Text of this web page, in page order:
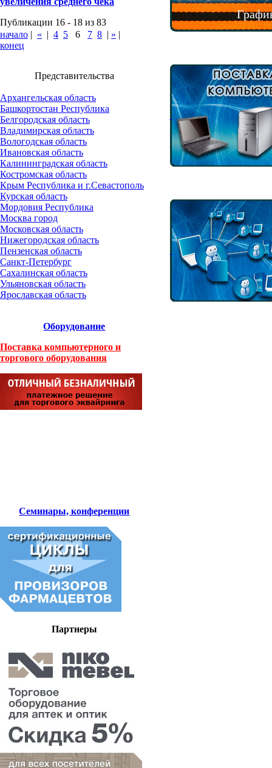
Публикации 16 - 18 из 83
начало | « | 4 5 6 7 8 | » |
конец
Представительства
Архангельская область
Башкортостан Республика
Белгородская область
Владимирская область
Вологодская область
Ивановская область
Калининградская область
Костромская область
Крым Республика и г.Севастополь
Курская область
Мордовия Республика
Москва город
Московская область
Нижегородская область
Пензенская область
Санкт-Петербург
Сахалинская область
Ульяновская область
Ярославская область
Оборудование
Поставка компьютерного и
торгового оборудования
Семинары, конференции
Партнеры